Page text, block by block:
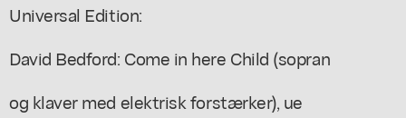
Universal Edition:
David Bedford: Come in here Child (sopran
og klaver med elektrisk forstærker), ue